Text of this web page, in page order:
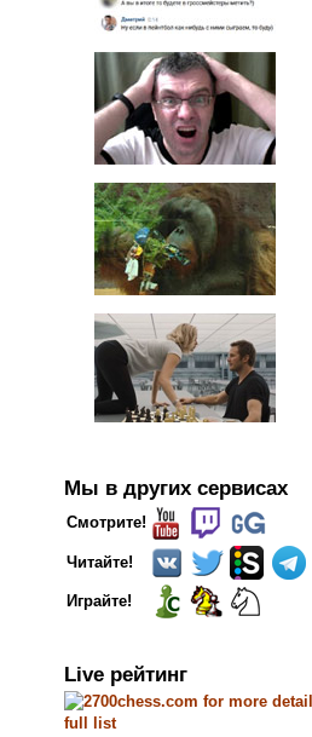
Мы в других сервисах
Смотрите!
Читайте!
Играйте!
Live рейтинг